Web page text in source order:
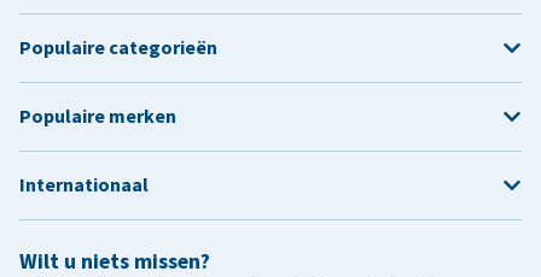
Wilt u niets missen?
Populaire categorieën
Populaire merken
Internationaal